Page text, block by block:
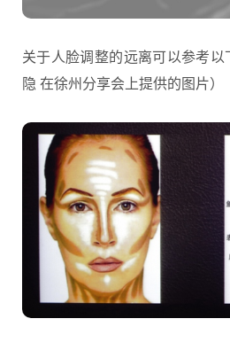
关于人脸调整的远离可以参考
隐 在徐州分享会上提供的图片）